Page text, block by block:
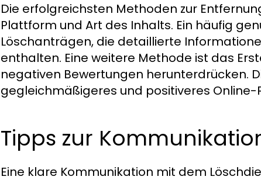
Die erfolgreichsten Methoden zur
Plattform und Art des Inhalts. Ein häufig
Löschanträgen, die detaillierte
enthalten. Eine weitere Methode ist das
negativen Bewertungen herunterdrücken.
gegleichmäßigeres und positiveres Online-
Tipps zur
Eine klare Kommunikation mit dem